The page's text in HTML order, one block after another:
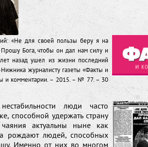
«Не для своей пользы беру я на
Бога, чтобы он дал нам силу и
назад ушел из жизни последний
журналисту газеты «Факты и
и комментарии. – 2015. – № 77. – 30
люди часто
способной удержать страну
актуальны ныне как
рождают людей, способных
Именно от них во многом